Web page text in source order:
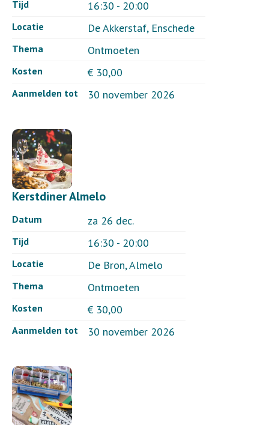
Tijd 16:30 - 20:00
Locatie De Akkerstaf, Enschede
Thema Ontmoeten
Kosten € 30,00
Aanmelden tot 30 november 2026
Kerstdiner Almelo
Datum za 26 dec.
Tijd 16:30 - 20:00
Locatie De Bron, Almelo
Thema Ontmoeten
Kosten € 30,00
Aanmelden tot 30 november 2026